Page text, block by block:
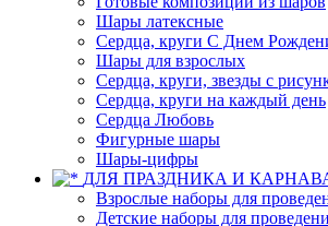
Шары латексные
Сердца, круги С Днем
Шары для взрослых
Сердца, круги, звезды с
Сердца, круги на каждый день
Сердца Любовь
Фигурные шары
Шары-цифры
ДЛЯ ПРАЗДНИКА И
Взрослые наборы для
Детские наборы для